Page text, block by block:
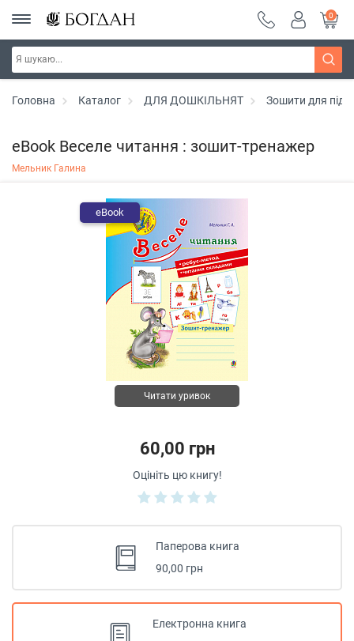
0
Головна Каталог ДЛЯ ДОШКІЛЬНЯТ Зошити для
eBook Веселе читання : зошит-тренажер
Мельник Галина
eBook
Читати уривок
60,00 грн
Оцініть цю книгу!
Паперова книга
90,00 грн
Електронна книга